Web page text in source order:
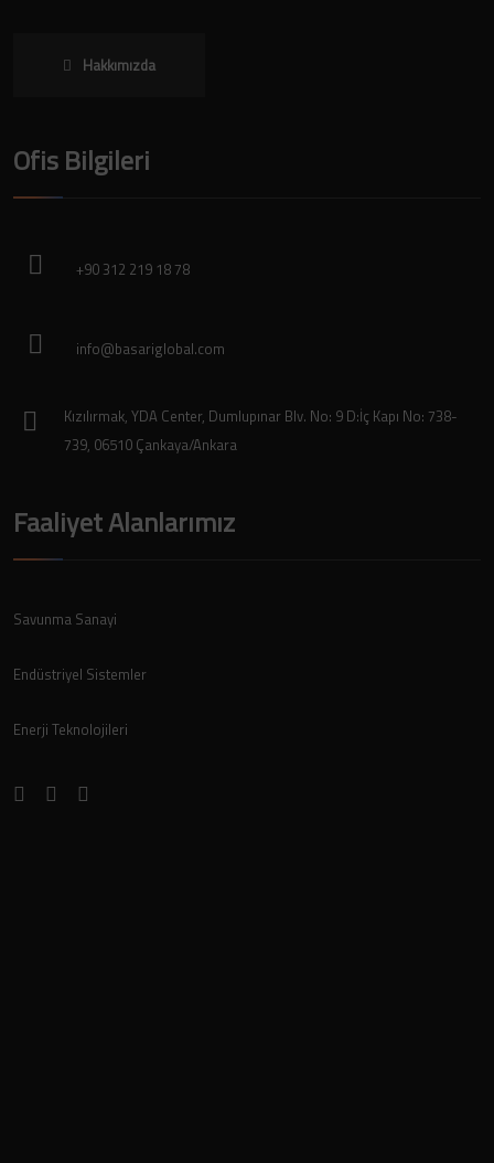
Hakkımızda
Ofis Bilgileri
+90 312 219 18 78
info@basariglobal.com
Kızılırmak, YDA Center, Dumlupınar Blv. No: 9 D:İç Kapı No: 738-
739, 06510 Çankaya/Ankara
Faaliyet Alanlarımız
Savunma Sanayi
Endüstriyel Sistemler
Enerji Teknolojileri